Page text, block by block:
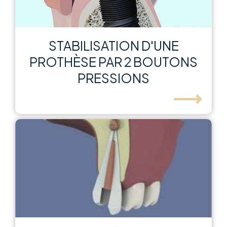
STABILISATION D'UNE
PROTHÈSE PAR 2 BOUTONS
PRESSIONS
⟶